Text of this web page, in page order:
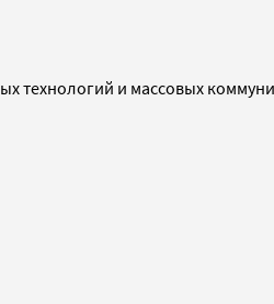
технологий и массовых